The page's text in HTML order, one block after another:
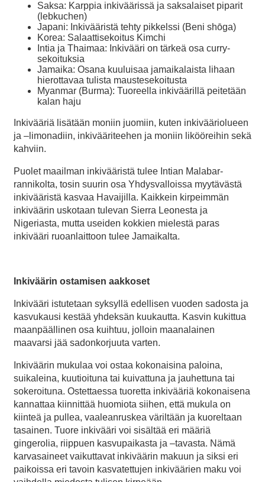
Saksa: Karppia inkiväärissä ja saksalaiset piparit
(lebkuchen)
Japani: Inkivääristä tehty pikkelssi (Beni shōga)
Korea: Salaattisekoitus Kimchi
Intia ja Thaimaa: Inkivääri on tärkeä osa curry-
sekoituksia
Jamaika: Osana kuuluisaa jamaikalaista lihaan
hierottavaa tulista maustesekoitusta
Myanmar (Burma): Tuoreella inkiväärillä peitetään
kalan haju
Inkivääriä lisätään moniin juomiin, kuten inkivääriolueen
ja –limonadiin, inkivääriteehen ja moniin likööreihin sekä
kahviin.
Puolet maailman inkivääristä tulee Intian Malabar-
rannikolta, tosin suurin osa Yhdysvalloissa myytävästä
inkivääristä kasvaa Havaijilla. Kaikkein kirpeimmän
inkiväärin uskotaan tulevan Sierra Leonesta ja
Nigeriasta, mutta useiden kokkien mielestä paras
inkivääri ruoanlaittoon tulee Jamaikalta.
Inkiväärin ostamisen aakkoset
Inkivääri istutetaan syksyllä edellisen vuoden sadosta ja
kasvukausi kestää yhdeksän kuukautta. Kasvin kukittua
maanpäällinen osa kuihtuu, jolloin maanalainen
maavarsi jää sadonkorjuuta varten.
Inkiväärin mukulaa voi ostaa kokonaisina paloina,
suikaleina, kuutioituna tai kuivattuna ja jauhettuna tai
sokeroituna. Ostettaessa tuoretta inkivääriä kokonaisena
kannattaa kiinnittää huomiota siihen, että mukula on
kiinteä ja pullea, vaaleanruskea väriltään ja kuoreltaan
tasainen. Tuore inkivääri voi sisältää eri määriä
gingerolia, riippuen kasvupaikasta ja –tavasta. Nämä
karvasaineet vaikuttavat inkiväärin makuun ja siksi eri
paikoissa eri tavoin kasvatettujen inkiväärien maku voi